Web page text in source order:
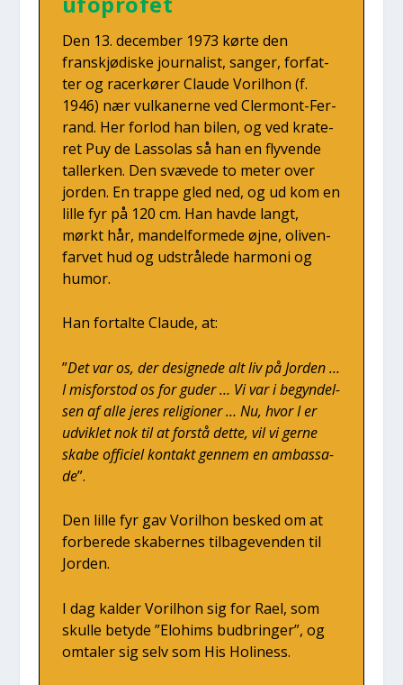
Den 13. decem­ber 1973 kør­te den
franskjø­di­ske jour­na­list, san­ger, for­fat­
ter og racer­kø­rer Clau­de Voril­hon (f.
1946) nær vulka­ner­ne ved Cler­mont-Fer­
rand. Her for­lod han bilen, og ved kra­te­
ret Puy de Las­so­las så han en fly­ven­de
tal­ler­ken. Den svæ­ve­de to meter over
jor­den. En trap­pe gled ned, og ud kom en
lil­le fyr på 120 cm. Han hav­de langt,
mørkt hår, man­del­for­me­de øjne, oli­ven­
far­vet hud og udstrå­le­de har­moni og
humor.
Han for­tal­te Clau­de, at:
”Det var os, der desig­ne­de alt liv på Jor­den …
I mis­for­stod os for guder … Vi var i begyn­del­
sen af alle jeres reli­gio­ner … Nu, hvor I er
udvik­let nok til at for­stå det­te, vil vi ger­ne
ska­be offi­ci­el kon­takt gen­nem en ambas­sa­
de”.
Den lil­le fyr gav Voril­hon besked om at
for­be­re­de ska­ber­nes til­ba­ge­ven­den til
Jor­den.
I dag kal­der Voril­hon sig for Rael, som
skul­le bety­de ”Elo­hims bud­brin­ger”, og
omta­ler sig selv som His Holi­ness.